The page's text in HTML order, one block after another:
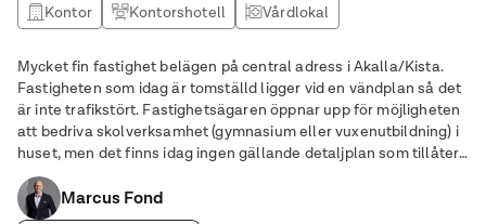
Kontor Kontorshotell Vårdlokal
Mycket fin fastighet belägen på central adress i Akalla/Kista.
Fastigheten som idag är tomställd ligger vid en vändplan så det
är inte trafikstört. Fastighetsägaren öppnar upp för möjligheten
att bedriva skolverksamhet (gymnasium eller vuxenutbildning) i
huset, men det finns idag ingen gällande detaljplan som tillåter
det. Däremot kan man söka tillfälligt bygglov för att sedan
ändra planen.
Marcus Fond